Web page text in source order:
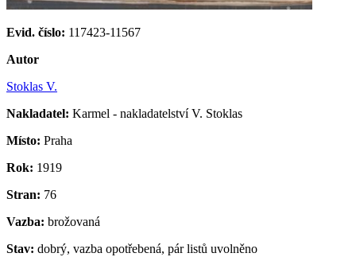
Evid. číslo: 117423-11567
Autor
Stoklas V.
Nakladatel: Karmel - nakladatelství V. Stoklas
Místo: Praha
Rok: 1919
Stran: 76
Vazba: brožovaná
Stav: dobrý, vazba opotřebená, pár listů uvolněno